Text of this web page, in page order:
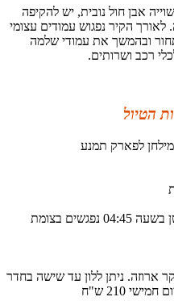
אבן חול נובית, יש להקיפה
הקיר נפגוש עמודים עצומי
ובהמשך את עמודי שלמה
רכב ושרותים.
הטיול
לפארק תמנע
נקודת מפגש: יציאה מקיבוץ לוטן בשעה 04:45 נפגשים בצומת
ארוזה. ניתן ללון עד שישה בחדר
210 ש"ח